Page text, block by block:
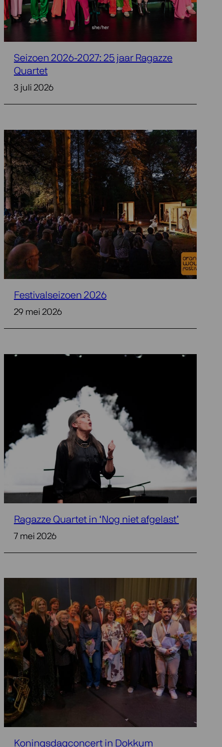
Seizoen 2026-2027: 25 jaar Ragazze
Quartet
3 juli 2026
Festivalseizoen 2026
29 mei 2026
Ragazze Quartet in ‘Nog niet afgelast’
7 mei 2026
Koningsdagconcert in Dokkum